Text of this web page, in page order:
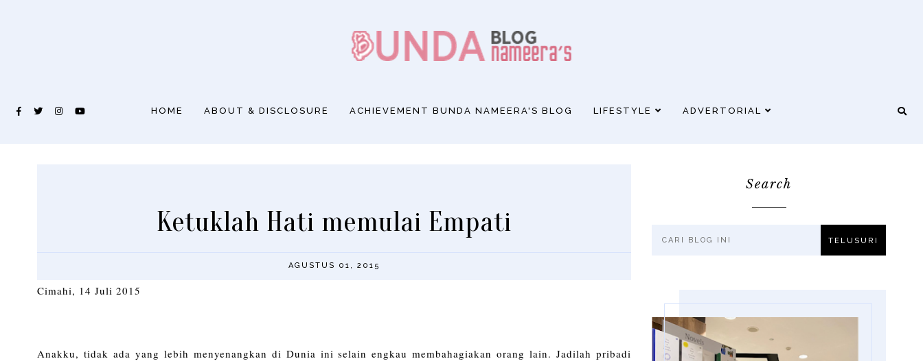
HOME ABOUT & DISCLOSURE ACHIEVEMENT BUNDA NAMEERA'S BLOG LIFESTYLE ADVERTORIAL
AGUSTUS 01, 2015
Ketuklah Hati memulai Empati
Cimahi, 14 Juli 2015
Anakku, tidak ada yang lebih menyenangkan di Dunia ini selain engkau membahagiakan orang lain. Jadilah pribadi
Search